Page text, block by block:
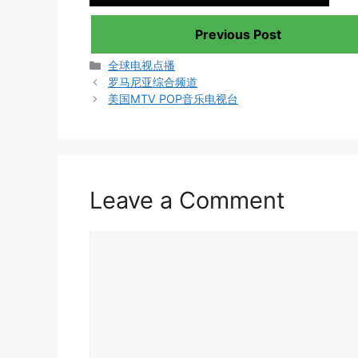
Previous Post
Categories
全球电视点播
罗马尼亚综合频道
美国MTV POP音乐电视台
Leave a Comment